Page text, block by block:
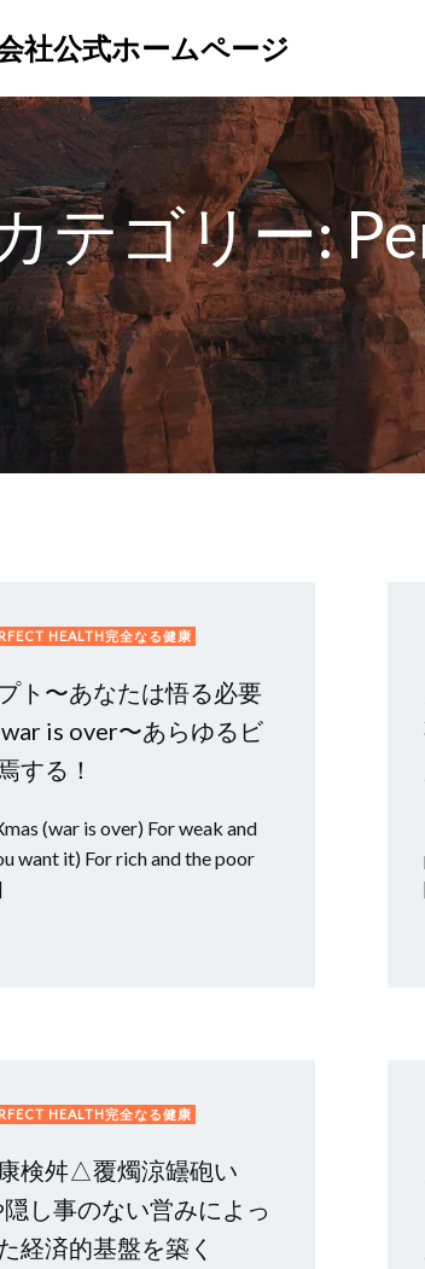
社公式ホームページ
テゴリー:
HEALTH完全なる健康
ト〜あなたは悟る必要
is over〜あらゆるビ
する！
(war is over) For weak and
want it) For rich and the poor
HEALTH完全なる健康
検舛△覆燭涼罎砲い
し事のない営みによっ
経済的基盤を築く